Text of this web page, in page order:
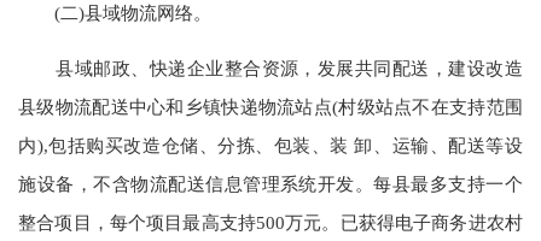
(二)县域物流网络。
县域邮政、快递企业整合资源，发展共同配送，建设改造
县级物流配送中心和乡镇快递物流站点(村级站点不在支持范围
内),包括购买改造仓储、分拣、包装、装 卸、运输、配送等设
施设备，不含物流配送信息管理系统开发。每县最多支持一个
整合项目，每个项目最高支持500万元。已获得电子商务进农村